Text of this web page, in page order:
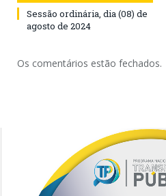
Sessão ordinária, dia (08) de
agosto de 2024
Os comentários estão fechados.